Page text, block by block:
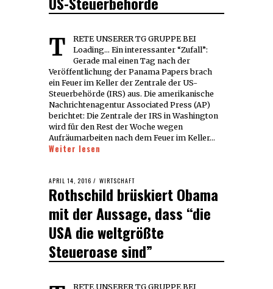
TRETE UNSERER TG GRUPPE BEI
Loading... Ein interessanter “Zufall”:
Gerade mal einen Tag nach der
Veröffentlichung der Panama Papers brach
ein Feuer im Keller der Zentrale der US-
Steuerbehörde (IRS) aus. Die amerikanische
Nachrichtenagentur Associated Press (AP)
berichtet: Die Zentrale der IRS in Washington
wird für den Rest der Woche wegen
Aufräumarbeiten nach dem Feuer im Keller…
Weiter lesen
POSTED
ON
APRIL 14, 2016 APRIL
14,
2016
WIRTSCHAFT
Rothschild brüskiert Obama
mit der Aussage, dass “die
USA die weltgrößte
Steueroase sind”